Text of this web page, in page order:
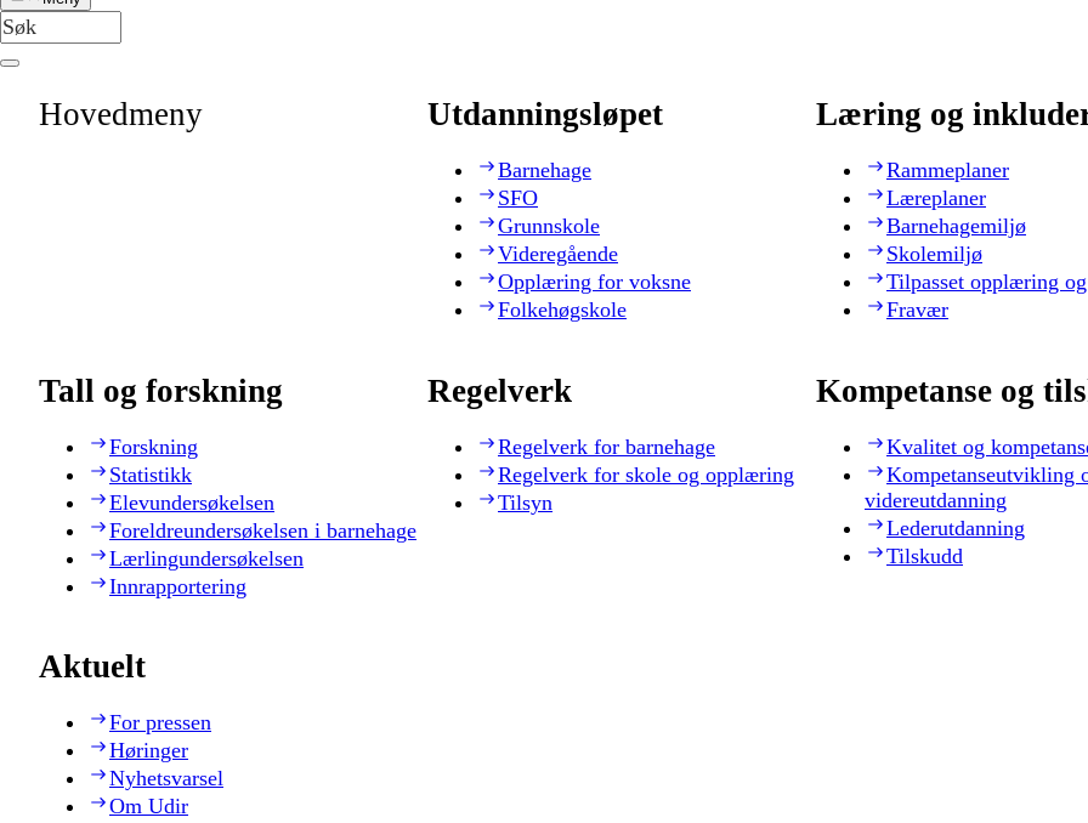
Hovedmeny Utdanningsløpet
Barnehage
SFO
Grunnskole
Videregående
Opplæring for voksne
Folkehøgskole
Læring og
Rammeplaner
Læreplaner
Barnehagemiljø
Skolemiljø
Tilpasset opplæring
Fravær
Tall og forskning
Forskning
Statistikk
Elevundersøkelsen
Foreldreundersøkelsen i barnehage
Lærlingundersøkelsen
Innrapportering
Regelverk
Regelverk for barnehage
Regelverk for skole og opplæring
Tilsyn
Kompetanse og
Kvalitet og
Kompetanseutvikling
videreutdanning
Lederutdanning
Tilskudd
Aktuelt
For pressen
Høringer
Nyhetsvarsel
Om Udir